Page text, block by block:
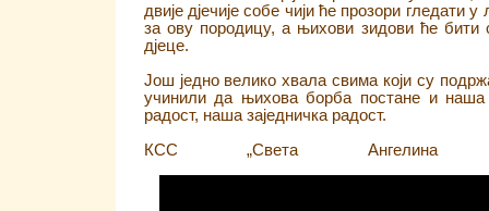
двије дјечије собе чији ће прозори гледати
за ову породицу, а њихови зидови ће бити
дјеце.
Још једно велико хвала свима који су
учинили да њихова борба постане и
радост, наша заједничка радост.
КСС „Света Ангелина